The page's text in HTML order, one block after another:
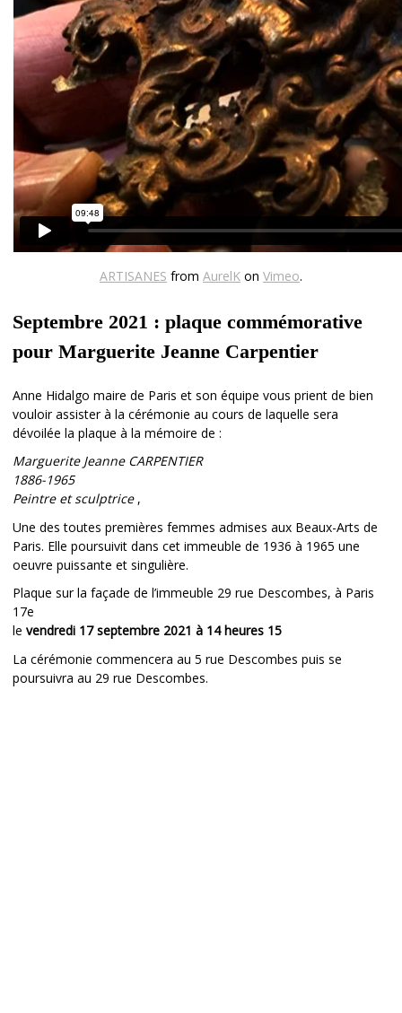
ARTISANES from AurelK on Vimeo.
Septembre 2021 : plaque commémorative
pour Marguerite Jeanne Carpentier
Anne Hidalgo maire de Paris et son équipe vous prient de bien
vouloir assister à la cérémonie au cours de laquelle sera
dévoilée la plaque à la mémoire de :
Marguerite Jeanne CARPENTIER
1886-1965
Peintre et sculptrice ,
Une des toutes premières femmes admises aux Beaux-Arts de
Paris. Elle poursuivit dans cet immeuble de 1936 à 1965 une
oeuvre puissante et singulière.
Plaque sur la façade de l’immeuble 29 rue Descombes, à Paris
17e
le vendredi 17 septembre 2021 à 14 heures 15
La cérémonie commencera au 5 rue Descombes puis se
poursuivra au 29 rue Descombes.